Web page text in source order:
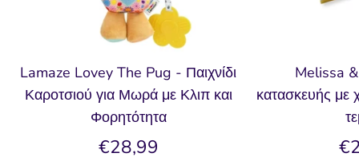
Lamaze Lovey The Pug - Παιχνίδι
Καροτσιού για Μωρά με Κλιπ και
Φορητότητα
€28,99
Melissa
κατασκευής με